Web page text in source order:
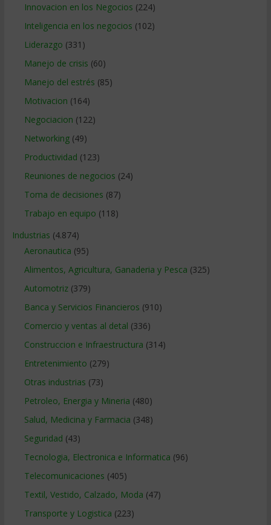
Innovacion en los Negocios (224)
Inteligencia en los negocios (102)
Liderazgo (331)
Manejo de crisis (60)
Manejo del estrés (85)
Motivacion (164)
Negociacion (122)
Networking(49)
Productividad (123)
Reuniones de negocios (24)
Toma de decisiones (87)
Trabajo en equipo (118)
Industrias (4.874)
Aeronautica (95)
Alimentos, Agricultura, Ganaderia y Pesca (325)
Automotriz(379)
Banca y Servicios Financieros (910)
Comercio y ventas al detal (336)
Construccion e Infraestructura (314)
Entretenimiento (279)
Otras industrias (73)
Petroleo, Energia y Mineria (480)
Salud, Medicina y Farmacia (348)
Seguridad (43)
Tecnologia, Electronica e Informatica (96)
Telecomunicaciones (405)
Textil, Vestido, Calzado, Moda (47)
Transporte y Logistica (223)